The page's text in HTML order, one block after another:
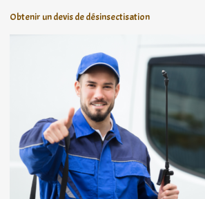
Obtenir un devis de désinsectisation